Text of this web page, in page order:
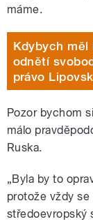
máme.
Kdybych měl
odnětí
právo
Pozor bychom
málo
Ruska.
„Byla by to
protože vždy
středoevropský